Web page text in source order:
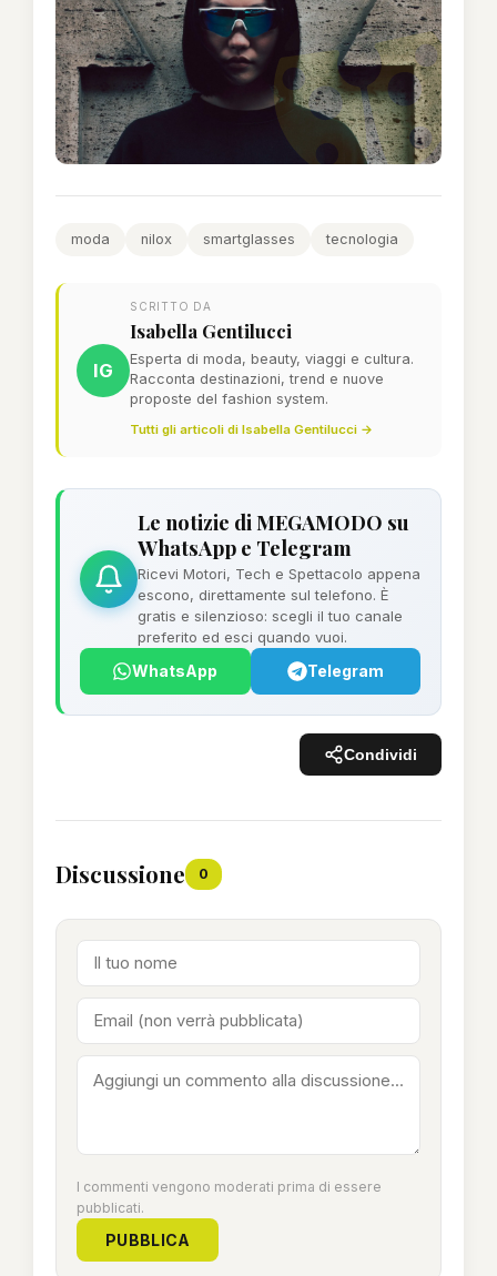
moda nilox smartglasses tecnologia
IG
SCRITTO DA
Isabella Gentilucci
Esperta di moda, beauty, viaggi e cultura.
Racconta destinazioni, trend e nuove
proposte del fashion system.
Tutti gli articoli di Isabella Gentilucci →
Le notizie di MEGAMODO su
WhatsApp e Telegram
Ricevi Motori, Tech e Spettacolo appena
escono, direttamente sul telefono. È
gratis e silenzioso: scegli il tuo canale
preferito ed esci quando vuoi.
WhatsApp Telegram
Condividi
Discussione 0
I commenti vengono moderati prima di essere
pubblicati.
PUBBLICA